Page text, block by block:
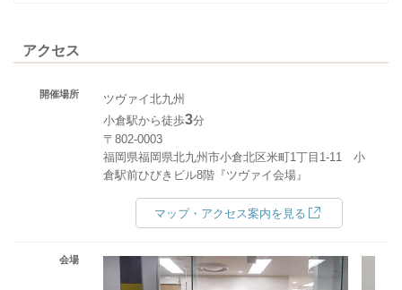
アクセス
開催場所
ツヴァイ北九州
小倉駅から徒歩3分
〒802-0003
福岡県福岡県北九州市小倉北区米町1丁目1-11 小
倉駅前ひびきビル8階『ツヴァイ会場』
マップ・アクセス案内を見る
会場